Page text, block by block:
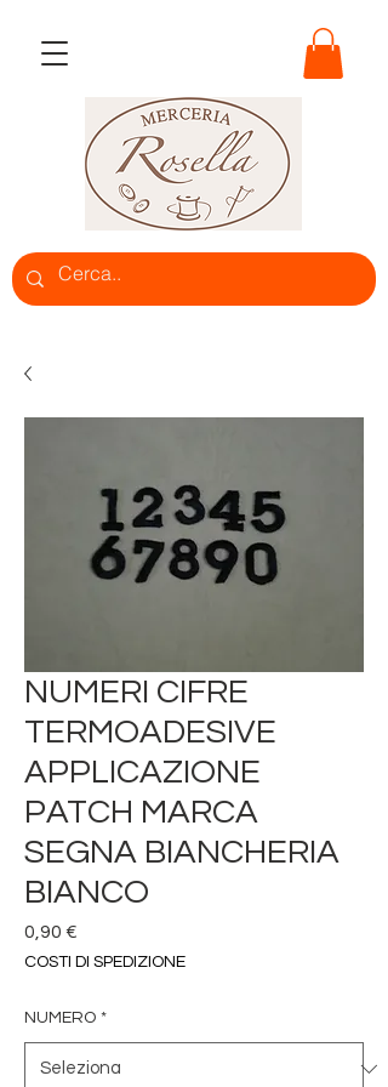
NUMERI CIFRE
TERMOADESIVE
APPLICAZIONE
PATCH MARCA
SEGNA BIANCHERIA
BIANCO
0,90 €
COSTI DI SPEDIZIONE
NUMERO *